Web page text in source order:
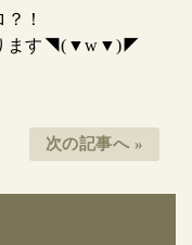
！
ります◥(▼w▼)◤
次の記事へ »